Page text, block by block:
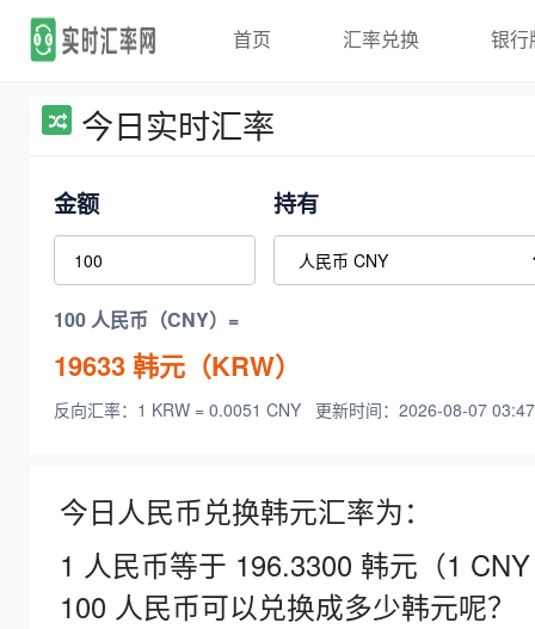
首页 汇率兑换 银行
今日实时汇率
金额 持有
100 人民币（CNY）=
19633韩元（KRW）
反向汇率：1 KRW = 0.0051 CNY 更新时间：2026-08-07
今日人民币兑换韩元汇率为：
1 人民币等于 196.3300 韩元（1
100 人民币可以兑换成多少韩元呢？